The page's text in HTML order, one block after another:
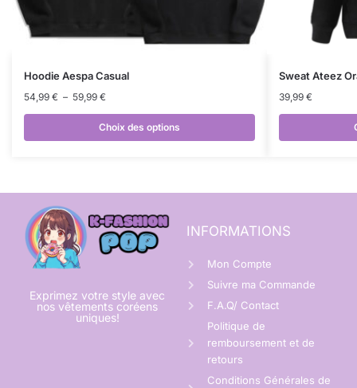
Hoodie Aespa Casual
54,99 € – 59,99 €
Choix des options
Sweat Ateez
39,99 €
Exprimez votre style avec
nos vêtements coréens
uniques!
INFORMATIONS
Mon Compte
Suivre ma Commande
F.A.Q/ Contact
Politique de
remboursement et de
retours
Conditions Générales de